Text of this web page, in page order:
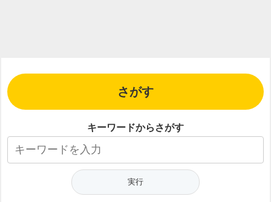
さがす
キーワードからさがす